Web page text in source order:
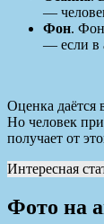
—
Фон. Фон
— если в
Оценка даётся
Но человек
получает от
Интересная
Фото на